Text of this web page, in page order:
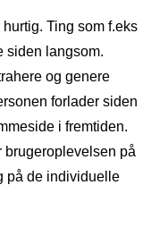
Ting som f.eks
siden langsom.
og genere
forlader siden
i fremtiden.
brugeroplevelsen på
på de individuelle